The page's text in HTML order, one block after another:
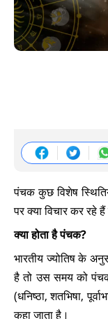
पंचक कुछ विशेष
पर क्या विचार कर रहे
क्या होता है पंचक?
भारतीय ज्योतिष के
है तो उस समय को
(धनिष्ठा, शतभिषा,
कहा जाता है।